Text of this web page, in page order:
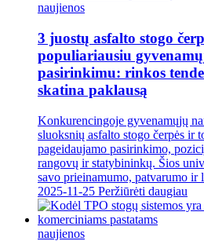
naujienos
3 juostų asfalto stogo
populiariausiu
pasirinkimu: rinkos
skatina paklausą
Konkurencingoje gyvenamųjų
sluoksnių asfalto stogo čerpės ir
pageidaujamo pasirinkimo,
rangovų ir statybininkų. Šios
savo prieinamumo, patvarumo ir
2025-11-25 Peržiūrėti daugiau
naujienos